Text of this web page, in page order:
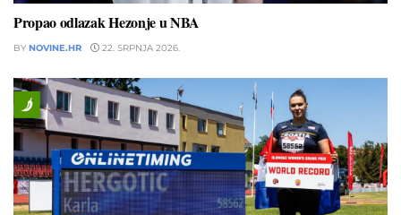
Propao odlazak Hezonje u NBA
BY NOVINE.HR 22. SRPNJA 2026.